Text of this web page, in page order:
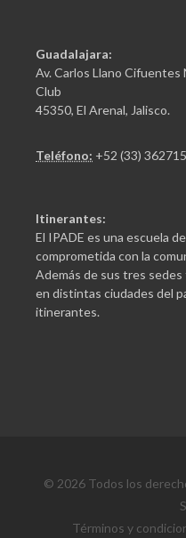
Guadalajara:
Av. Carlos Llano Cifuentes
Club
45350, El Arenal, Jalisco.
Teléfono: +52 (33)
Itinerantes:
El IPADE es una escuela
comprometida con la
Además de sus tres
en distintas ciudades del
itinerantes.
© 2026 Todos los
Términos y